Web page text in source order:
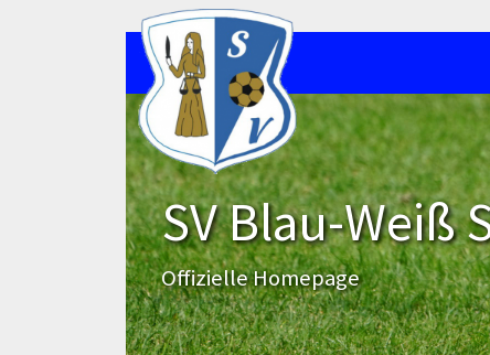
SV Blau-Weiß
Offizielle Homepage